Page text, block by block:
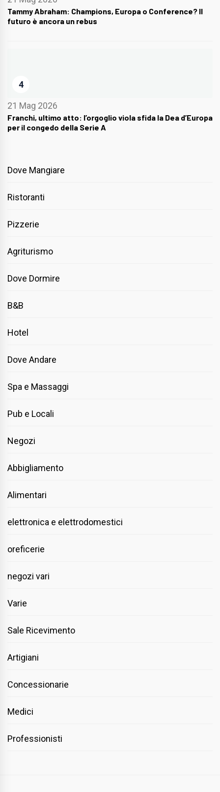
Tammy Abraham: Champions, Europa o Conference? Il
futuro è ancora un rebus
4
21 Mag 2026
Franchi, ultimo atto: l’orgoglio viola sfida la Dea d’Europa
per il congedo della Serie A
Dove Mangiare
Ristoranti
Pizzerie
Agriturismo
Dove Dormire
B&B
Hotel
Dove Andare
Spa e Massaggi
Pub e Locali
Negozi
Abbigliamento
Alimentari
elettronica e elettrodomestici
oreficerie
negozi vari
Varie
Sale Ricevimento
Artigiani
Concessionarie
Medici
Professionisti